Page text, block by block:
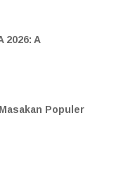
2026: A
Populer